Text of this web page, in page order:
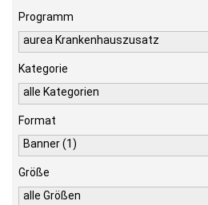
Programm
aurea Krankenhauszusatz
Kategorie
alle Kategorien
Format
Banner (1)
Größe
alle Größen